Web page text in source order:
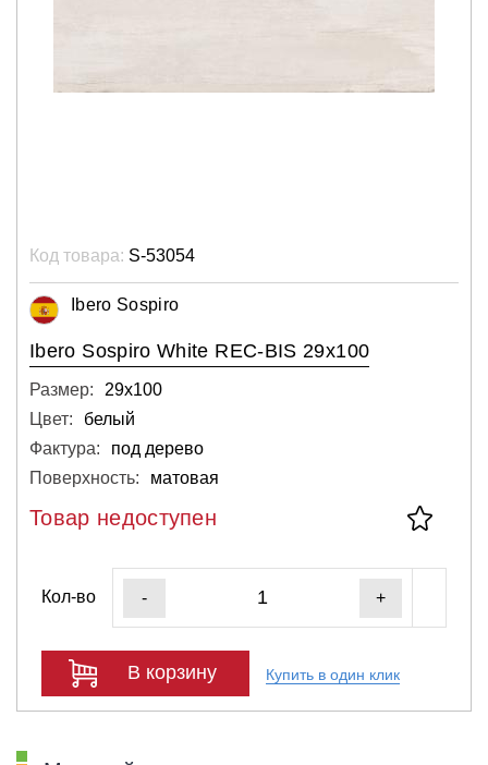
Код товара: S-53054
Ibero Sospiro
Ibero Sospiro White REC-BIS 29x100
Размер:
29х100
Цвет:
белый
Фактура:
под дерево
Поверхность:
матовая
Товар недоступен
Кол-во - +
В корзину Купить в один клик